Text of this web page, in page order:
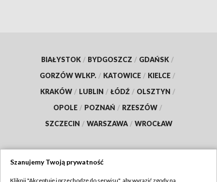
BIAŁYSTOK / BYDGOSZCZ / GDAŃSK /
GORZÓW WLKP. / KATOWICE / KIELCE /
KRAKÓW / LUBLIN / ŁÓDŹ / OLSZTYN /
OPOLE / POZNAŃ / RZESZÓW /
SZCZECIN / WARSZAWA / WROCŁAW
Szanujemy Twoją prywatność
Kliknij "Akceptuję i przechodzę do serwisu", aby wyrazić zgody na